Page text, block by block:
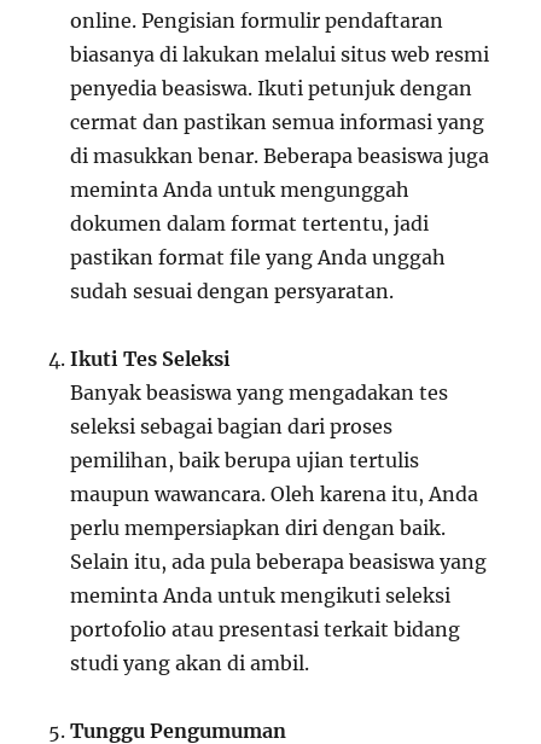
online. Pengisian formulir pendaftaran
biasanya di lakukan melalui situs web resmi
penyedia beasiswa. Ikuti petunjuk dengan
cermat dan pastikan semua informasi yang
di masukkan benar. Beberapa beasiswa juga
meminta Anda untuk mengunggah
dokumen dalam format tertentu, jadi
pastikan format file yang Anda unggah
sudah sesuai dengan persyaratan.
Ikuti Tes Seleksi
Banyak beasiswa yang mengadakan tes
seleksi sebagai bagian dari proses
pemilihan, baik berupa ujian tertulis
maupun wawancara. Oleh karena itu, Anda
perlu mempersiapkan diri dengan baik.
Selain itu, ada pula beberapa beasiswa yang
meminta Anda untuk mengikuti seleksi
portofolio atau presentasi terkait bidang
studi yang akan di ambil.
Tunggu Pengumuman